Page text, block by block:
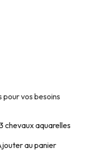
vos besoins
au panier